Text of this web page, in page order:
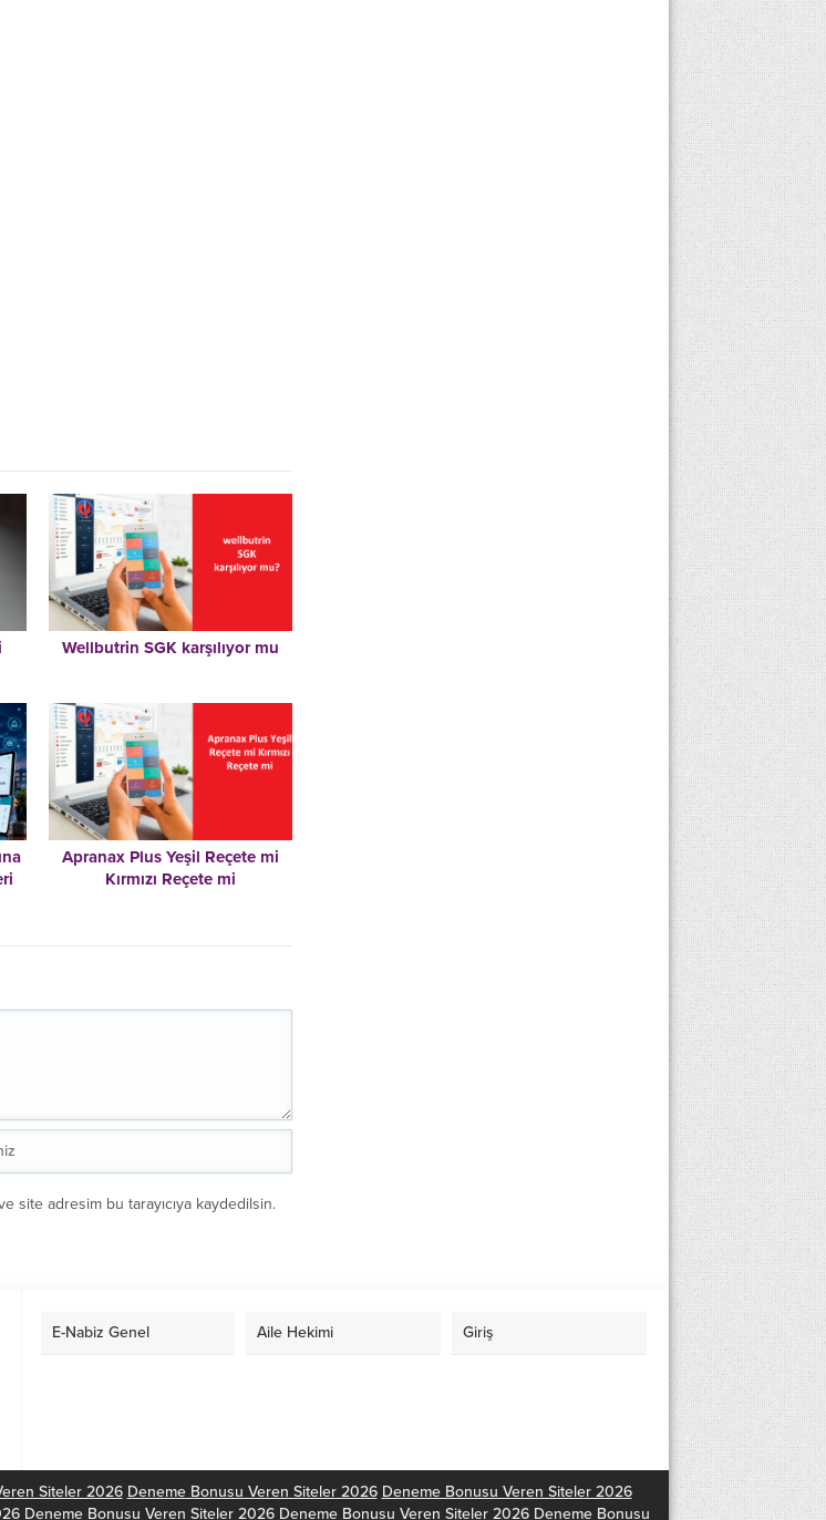
Wellbutrin SGK karşılıyor mu
Apranax Plus Yeşil Reçete mi
Kırmızı Reçete mi
site adresim bu tarayıcıya kaydedilsin.
E-Nabiz Genel Aile Hekimi Giriş
Siteler 2026 Deneme Bonusu Veren Siteler 2026 Deneme Bonusu Veren Siteler 2026
Deneme Bonusu Veren Siteler 2026 Deneme Bonusu Veren Siteler 2026 Deneme Bonusu